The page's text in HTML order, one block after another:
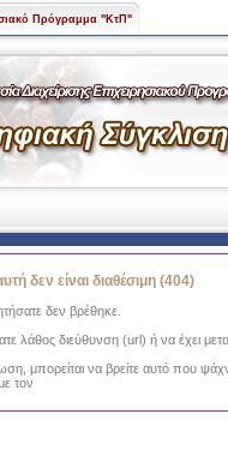
Πρόγραμμα "ΚτΠ"
δεν είναι διαθέσιμη (404)
δεν βρέθηκε.
λάθος διεύθυνση (url) ή να έχει
μπορείται να βρείτε αυτό που
τον